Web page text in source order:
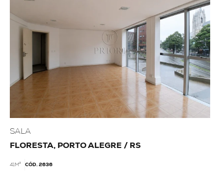
SALA
FLORESTA, PORTO ALEGRE / RS
41M² CÓD. 2636